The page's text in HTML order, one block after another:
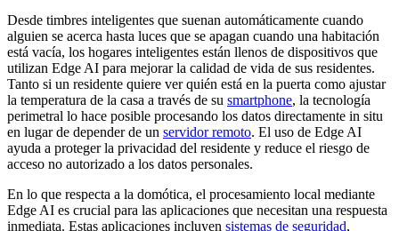
Desde timbres inteligentes que suenan automáticamente cuando
alguien se acerca hasta luces que se apagan cuando una habitación
está vacía, los hogares inteligentes están llenos de dispositivos que
utilizan Edge AI para mejorar la calidad de vida de sus residentes.
Tanto si un residente quiere ver quién está en la puerta como ajustar
la temperatura de la casa a través de su smartphone, la tecnología
perimetral lo hace posible procesando los datos directamente in situ
en lugar de depender de un servidor remoto. El uso de Edge AI
ayuda a proteger la privacidad del residente y reduce el riesgo de
acceso no autorizado a los datos personales.
En lo que respecta a la domótica, el procesamiento local mediante
Edge AI es crucial para las aplicaciones que necesitan una respuesta
inmediata. Estas aplicaciones incluyen sistemas de seguridad,